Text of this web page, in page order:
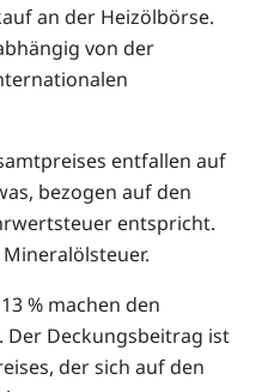
an der Heizölbörse.
von der
entfallen auf
bezogen auf den
entspricht.
% machen den
Der Deckungsbeitrag ist
der sich auf den